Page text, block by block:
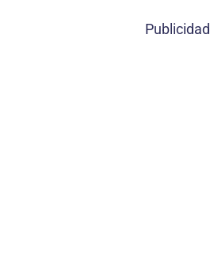
Publicidad